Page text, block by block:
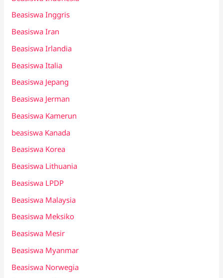
Beasiswa Inggris
Beasiswa Iran
Beasiswa Irlandia
Beasiswa Italia
Beasiswa Jepang
Beasiswa Jerman
Beasiswa Kamerun
beasiswa Kanada
Beasiswa Korea
Beasiswa Lithuania
Beasiswa LPDP
Beasiswa Malaysia
Beasiswa Meksiko
Beasiswa Mesir
Beasiswa Myanmar
Beasiswa Norwegia